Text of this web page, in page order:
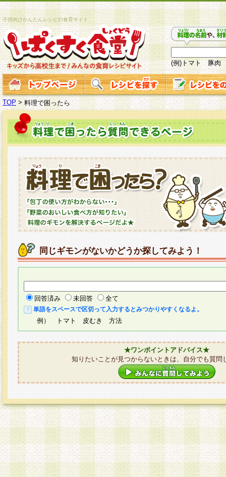
子供向けかんたんレシピの食育サイト
(例)トマト 豚肉
TOP >料理で困ったら
同じギモンがないかどうか探してみよう！
回答済み 未回答 全て
単語をスペースで区切って入力するとみつかりやすくなるよ。
例） トマト 皮むき 方法
★ワンポイントアドバイス★
知りたいことが見つからないときは、自分でも質問